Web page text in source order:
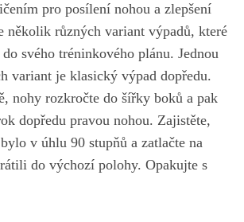
pro posílení nohou a zlepšení
několik různých variant výpadů, které
svého tréninkového plánu. Jednou
variant je klasický výpad dopředu.⁤
⁤nohy ⁤rozkročte do šířky boků​ a pak⁤
dopředu​ pravou nohou. Zajistěte,
v úhlu 90 stupňů a zatlačte na
do ‌výchozí polohy.⁢ Opakujte s